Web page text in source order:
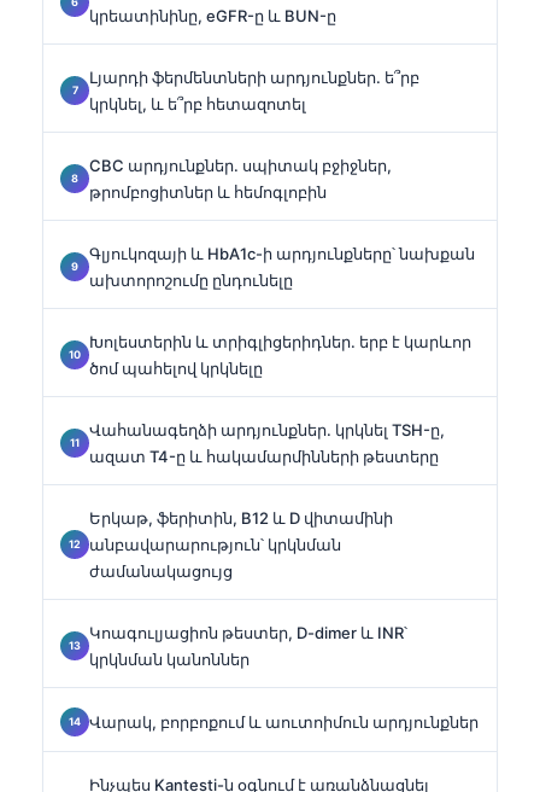
կրեատինինը, eGFR-ը և BUN-ը
Լյարդի ֆերմենտների արդյունքներ. ե՞րբ
կրկնել, և ե՞րբ հետազոտել
CBC արդյունքներ. սպիտակ բջիջներ,
թրոմբոցիտներ և հեմոգլոբին
Գլյուկոզայի և HbA1c-ի արդյունքները՝ նախքան
ախտորոշումը ընդունելը
Խոլեստերին և տրիգլիցերիդներ. երբ է կարևոր
ծոմ պահելով կրկնելը
Վահանագեղձի արդյունքներ. կրկնել TSH-ը,
ազատ T4-ը և հակամարմինների թեստերը
Երկաթ, ֆերիտին, B12 և D վիտամինի
անբավարարություն՝ կրկնման
ժամանակացույց
Կոագուլյացիոն թեստեր, D-dimer և INR՝
կրկնման կանոններ
Վարակ, բորբոքում և աուտոիմուն արդյունքներ
Ինչպես Kantesti-ն օգնում է առանձնացնել